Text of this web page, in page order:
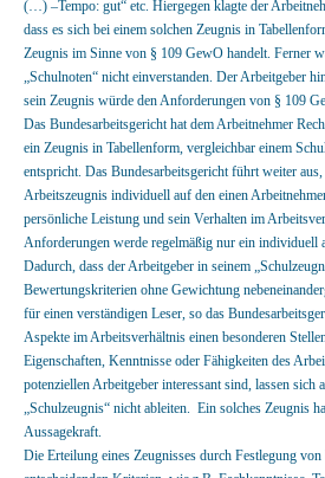
(…) –Tempo: gut“ etc. Hiergegen klagte der
dass es sich bei einem solchen Zeugnis in
Zeugnis im Sinne von § 109 GewO handelt. Ferner
„Schulnoten“ nicht einverstanden. Der Arbeitgeber
sein Zeugnis würde den Anforderungen von § 109
Das Bundesarbeitsgericht hat dem Arbeitnehmer
ein Zeugnis in Tabellenform, vergleichbar einem
entspricht. Das Bundesarbeitsgericht führt weiter
Arbeitszeugnis individuell auf den einen
persönliche Leistung und sein Verhalten im
Anforderungen werde regelmäßig nur ein individuell
Dadurch, dass der Arbeitgeber in seinem
Bewertungskriterien ohne Gewichtung
für einen verständigen Leser, so das
Aspekte im Arbeitsverhältnis einen besonderen
Eigenschaften, Kenntnisse oder Fähigkeiten des
potenziellen Arbeitgeber interessant sind, lassen sich
„Schulzeugnis“ nicht ableiten. Ein solches Zeugnis
Aussagekraft.
Die Erteilung eines Zeugnisses durch Festlegung